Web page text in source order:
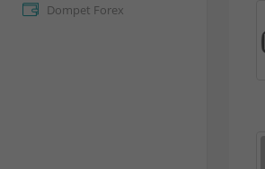
Dompet Forex